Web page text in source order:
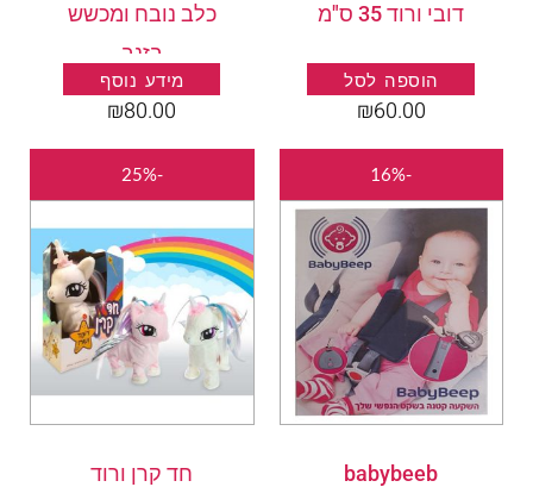
דובי ורוד 35 ס"מ
הוספה לסל
₪60.00
כלב נובח ומכשש
בזנב
מידע נוסף
₪80.00
-16%
babybeeb
המחיר
המקורי
היה:
₪250.00.
הוא:
₪210.00.
-25%
חד קרן ורוד
המחיר
המקורי
₪140.00.